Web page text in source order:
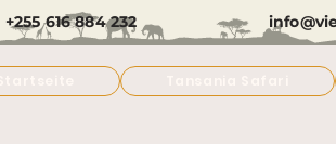
+255 616 884 232